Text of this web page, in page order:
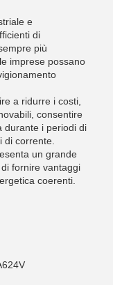
e
di
più
imprese possano
a ridurre i costi,
consentire
durante i periodi di
di corrente.
un grande
fornire vantaggi
coerenti.